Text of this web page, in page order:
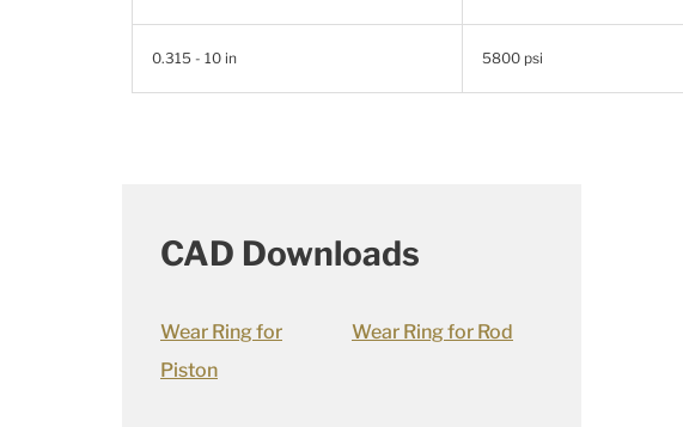
0.315 - 10 in 5800 psi
CAD Downloads
Wear Ring for
Piston
Wear Ring for Rod